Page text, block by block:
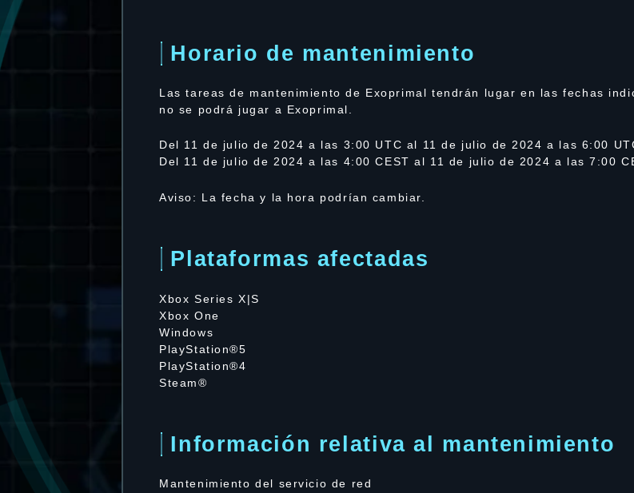
Horario de mantenimiento
Las tareas de mantenimiento de Exoprimal tendrán lugar en las fechas
no se podrá jugar a Exoprimal.
Del 11 de julio de 2024 a las 3:00 UTC al 11 de julio de 2024 a las 6:00
Del 11 de julio de 2024 a las 4:00 CEST al 11 de julio de 2024 a las 7:00
Aviso: La fecha y la hora podrían cambiar.
Plataformas afectadas
Xbox Series X|S
Xbox One
Windows
PlayStation®5
PlayStation®4
Steam®
Información relativa al mantenimiento
Mantenimiento del servicio de red